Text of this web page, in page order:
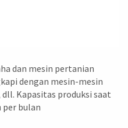
dan mesin pertanian
dengan mesin-mesin
Kapasitas produksi saat
per bulan